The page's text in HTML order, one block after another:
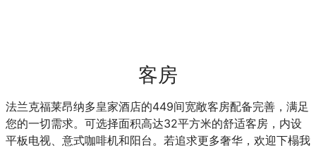
客房
法兰克福莱昂纳多皇家酒店的449间宽敞客房配备完善，满足
您的一切需求。可选择面积高达32平方米的舒适客房，内设
平板电视、意式咖啡机和阳台。若追求更多奢华，欢迎下榻我